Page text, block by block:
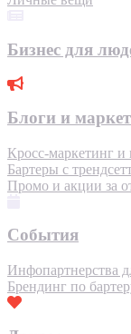
Бизнес для
Блоги и
Кросс-маркетинг и
Бартеры с
Промо и акции за
События
Инфопартнерства
Брендинг по